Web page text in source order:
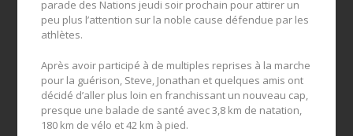
parade des Nations jeudi soir prochain pour attirer un
peu plus l’attention sur la noble cause défendue par les
athlètes.
Après avoir participé à de multiples reprises à la marche
pour la guérison, Steve, Jonathan et quelques amis ont
décidé d’aller plus loin en franchissant un nouveau cap,
presque une balade de santé avec 3,8 km de natation,
180 km de vélo et 42 km à pied.